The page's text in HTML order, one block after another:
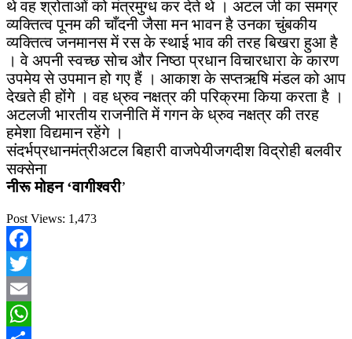
थे वह श्रोताओं को मंत्रमुग्ध कर देते थे । अटल जी का समग्र
व्यक्तित्व पूनम की चाँदनी जैसा मन भावन है उनका चुंबकीय
व्यक्तित्व जनमानस में रस के स्थाई भाव की तरह बिखरा हुआ है
। वे अपनी स्वच्छ सोच और निष्ठा प्रधान विचारधारा के कारण
उपमेय से उपमान हो गए हैं । आकाश के सप्तऋषि मंडल को आप
देखते ही होंगे । वह ध्रुव नक्षत्र की परिक्रमा किया करता है ।
अटलजी भारतीय राजनीति में गगन के ध्रुव नक्षत्र की तरह
हमेशा विद्यमान रहेंगे ।
संदर्भप्रधानमंत्रीअटल बिहारी वाजपेयीजगदीश विद्रोही बलवीर
सक्सेना
नीरू मोहन ‘वागीश्वरी’
Post Views: 1,473
Facebook
Twitter
Email